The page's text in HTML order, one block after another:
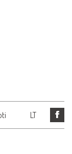
LT